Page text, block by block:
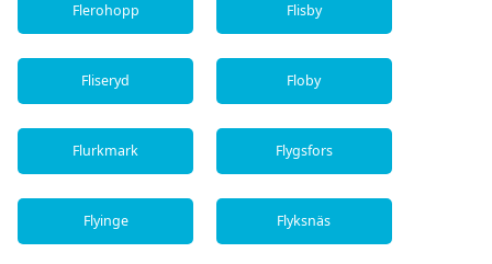
Flerohopp Flisby
Fliseryd Floby
Flurkmark Flygsfors
Flyinge Flyksnäs